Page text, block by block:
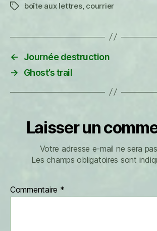
Étiquettes
boîte aux lettres, courrier
←
Journée destruction
→
Ghost’s trail
Laisser un
Votre adresse e-mail ne sera
Les champs obligatoires sont
Commentaire *